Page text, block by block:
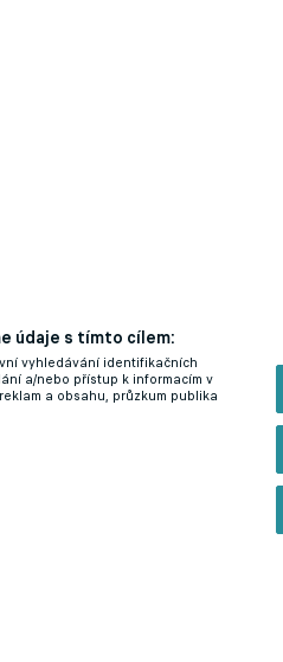
údaje s tímto cílem:
vyhledávání identifikačních
a/nebo přístup k informacím v
a obsahu, průzkum publika